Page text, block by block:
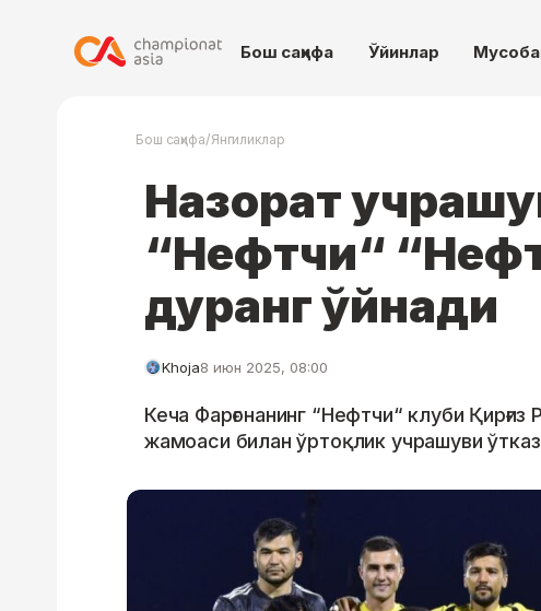
Бош саҳифа Ўйинлар
Бош саҳифа/Янгиликлар
Назорат
“Нефтчи“
дуранг ўйнади
Khoja8 июн 2025, 08:00
Кеча Фарғонанинг “Нефтчи“ клуби
жамоаси билан ўртоқлик учрашуви